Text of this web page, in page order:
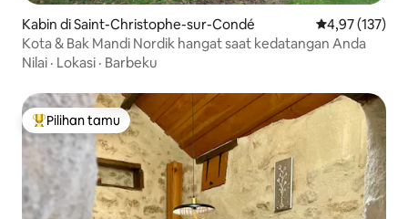
Kabin di Saint-Christophe-sur-Condé Nilai rata-rata
4,97 (137)
Kota & Bak Mandi Nordik hangat saat kedatangan Anda
Nilai · Lokasi · Barbeku
Pilihan tamu terpopuler
Pilihan tamu